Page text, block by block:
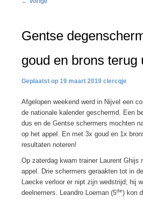
Gentse
goud en brons terug
19 maart 2019 clercqje
Afgelopen weekend werd in Nijvel een
de nationale kalender geschermd. Een
dus en de Gentse schermers mochten
op het appel. En met 3x goud en 1x
resultaten noteren!
Op zaterdag kwam trainer Laurent Ghijs
appel. Drie schermers geraakten tot in
Laecke verloor er nipt zijn wedstrijd; hij
deelnemers. Leandro Loeman (5de) kon